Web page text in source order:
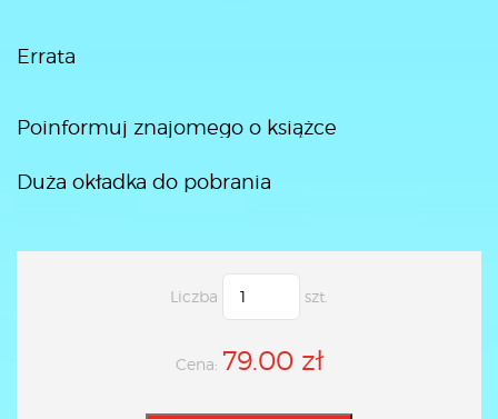
Errata
Poinformuj znajomego o książce
Duża okładka do pobrania
Liczba szt.
Cena: 79.00 zł